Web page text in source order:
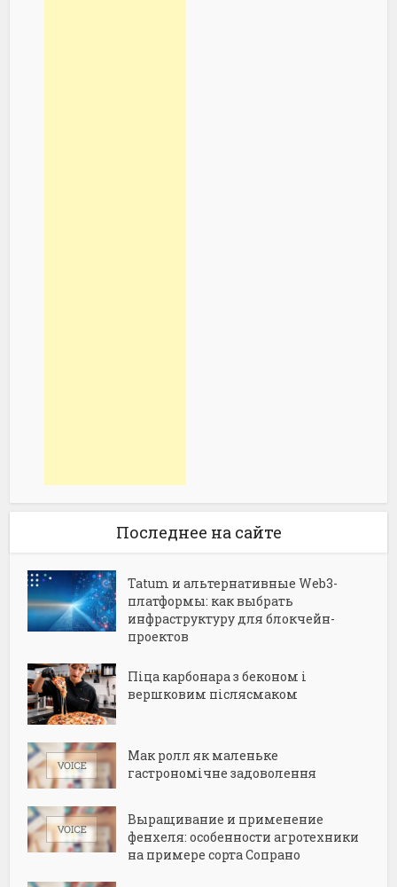
Последнее на сайте
Tatum и альтернативные Web3-
платформы: как выбрать
инфраструктуру для блокчейн-
проектов
Піца карбонара з беконом і
вершковим післясмаком
Мак ролл як маленьке
гастрономічне задоволення
Выращивание и применение
фенхеля: особенности агротехники
на примере сорта Сопрано